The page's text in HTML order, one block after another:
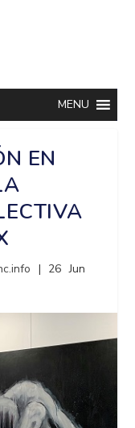
MENU
EN
| 26 Jun